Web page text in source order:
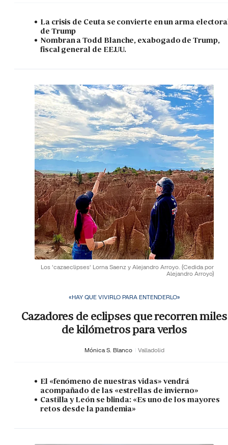
La crisis de Ceuta se convierte en un arma
de Trump
Nombran a Todd Blanche, exabogado de Trump,
fiscal general de EE.UU.
Los 'cazaeclipses' Lorna Saenz y Alejandro Arroyo. (Cedida por
Alejandro Arroyo)
«HAY QUE VIVIRLO PARA ENTENDERLO»
Cazadores de eclipses que recorren miles
de kilómetros para verlos
Mónica S. Blanco Valladolid
El «fenómeno de nuestras vidas» vendrá
acompañado de las «estrellas de invierno»
Castilla y León se blinda: «Es uno de los mayores
retos desde la pandemia»